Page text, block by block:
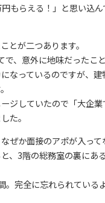
円もらえる！」と思い込
とが二つあります。
で、意外に地味だったこと
なっているのですが、
ジしていたので「大企
た。
ぜか面接のアポが入って
、3階の総務室の裏にあ
。完全に忘れられている